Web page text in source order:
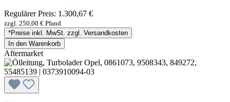
Regulärer Preis: 1.300,67 €
zzgl. 250,00 € Pfand
*Preise inkl. MwSt. zzgl. Versandkosten
In den Warenkorb
Aftermarket